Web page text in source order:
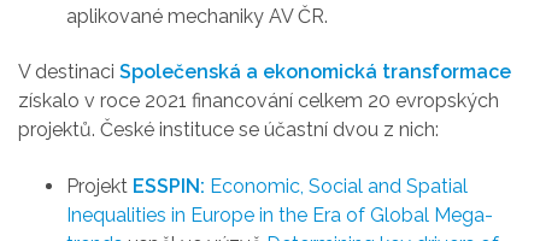
aplikované mechaniky AV ČR.
V destinaci Společenská a ekonomická transformace
získalo v roce 2021 financování celkem 20 evropských
projektů. České instituce se účastní dvou z nich:
Projekt ESSPIN: Economic, Social and Spatial
Inequalities in Europe in the Era of Global Mega-